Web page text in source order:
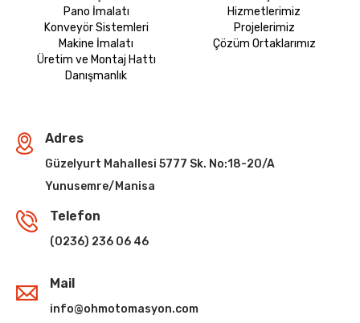
Pano İmalatı
Konveyör Sistemleri
Makine İmalatı
Üretim ve Montaj Hattı
Danışmanlık
Hizmetlerimiz
Projelerimiz
Çözüm Ortaklarımız
Adres
Güzelyurt Mahallesi 5777 Sk. No:18-20/A
Yunusemre/Manisa
Telefon
(0236) 236 06 46
Mail
info@ohmotomasyon.com